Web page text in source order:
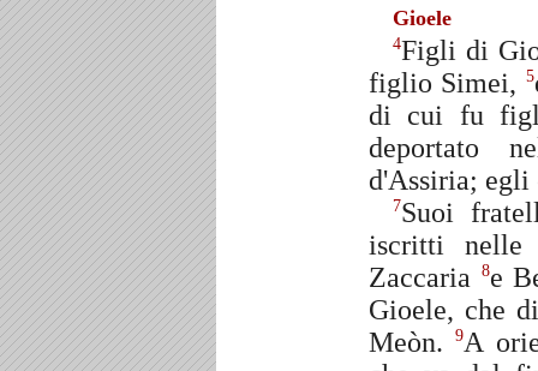
Gioele
4Figli di
figlio Simei,
5
di cui fu
deportato
d'Assiria; egli
7Suoi
iscritti nelle
Zaccaria
8e
Gioele, che
Meòn.9A